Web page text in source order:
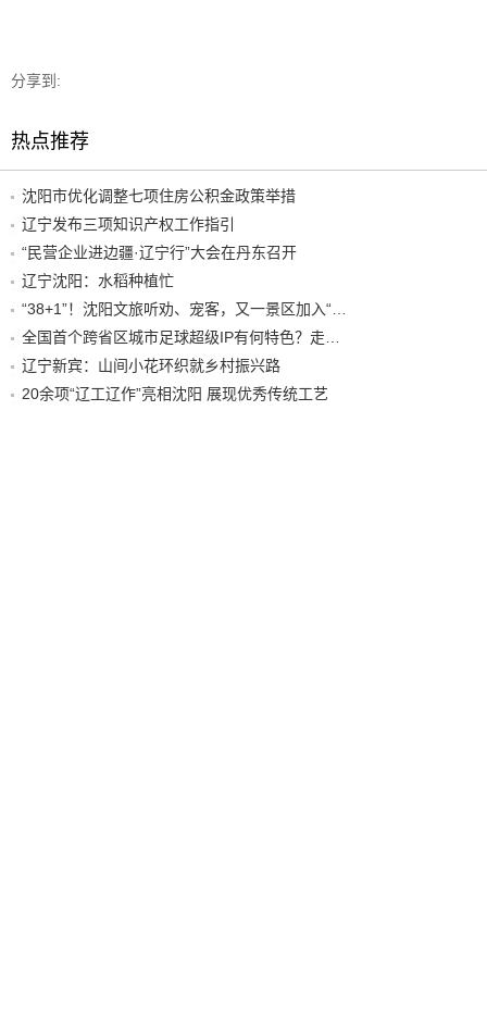
分享到:
热点推荐
沈阳市优化调整七项住房公积金政策举措
辽宁发布三项知识产权工作指引
“民营企业进边疆·辽宁行”大会在丹东召开
辽宁沈阳：水稻种植忙
辽宁新宾：山间小花环织就乡村振兴路
20余项“辽工辽作”亮相沈阳 展现优秀传统工艺